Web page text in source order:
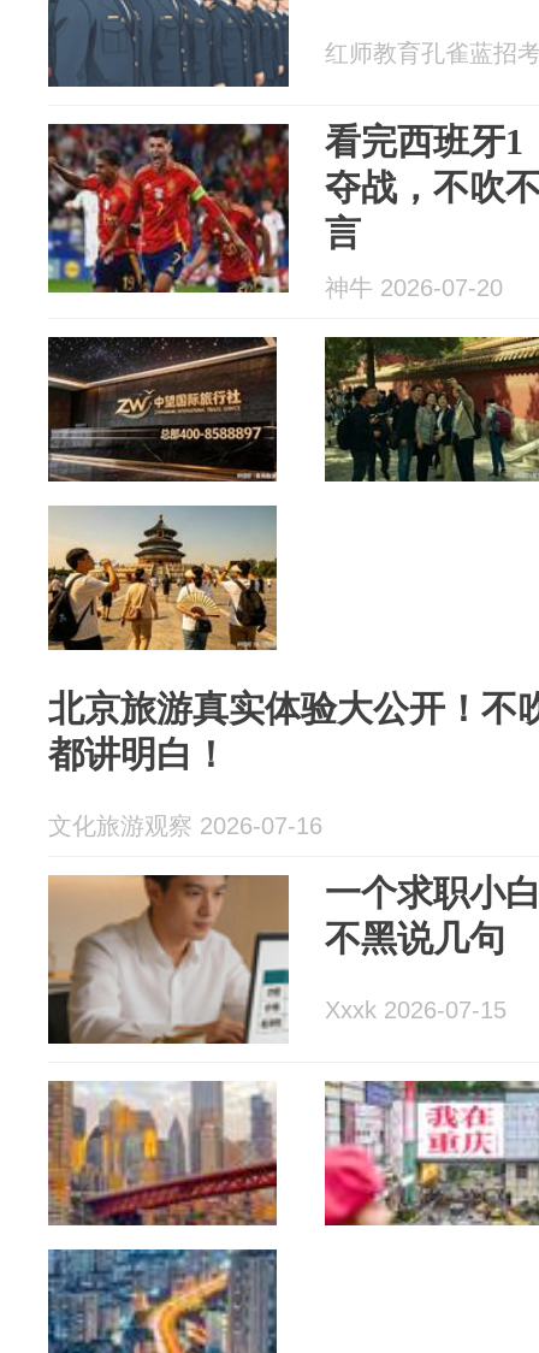
红师教育孔雀蓝招
看完西班牙1
夺战，不吹
言
神牛 2026-07-20
北京旅游真实体验大公开！不
都讲明白！
文化旅游观察 2026-07-16
一个求职小
不黑说几句
Xxxk 2026-07-15